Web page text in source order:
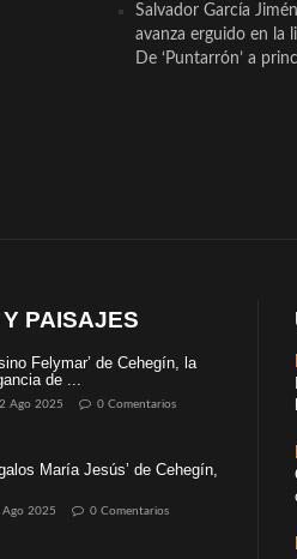
Salvador García
avanza erguido en la
De ‘Puntarrón’ a
PAISAJES
Felymar’ de Cehegín, la
de ...
Ago 2025 0 Comentarios
María Jesús’ de Cehegín,
Ago 2025 0 Comentarios